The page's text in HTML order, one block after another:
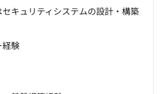
セキュリティシステムの設計・構築
経験